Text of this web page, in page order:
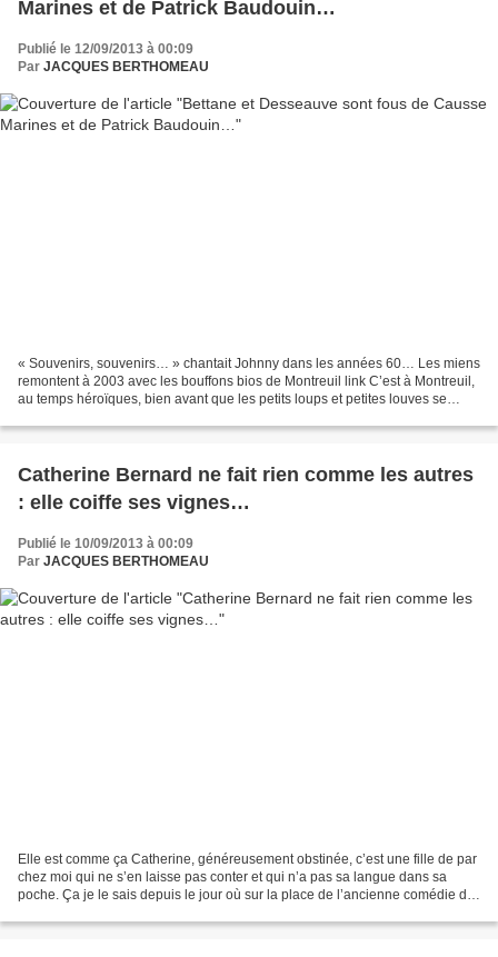
Marines et de Patrick Baudouin…
Publié le 12/09/2013 à 00:09
Par JACQUES BERTHOMEAU
« Souvenirs, souvenirs… » chantait Johnny dans les années 60… Les miens
remontent à 2003 avec les bouffons bios de Montreuil link C’est à Montreuil,
au temps héroïques, bien avant que les petits loups et petites louves se
Catherine Bernard ne fait rien comme les autres
: elle coiffe ses vignes…
Publié le 10/09/2013 à 00:09
Par JACQUES BERTHOMEAU
Elle est comme ça Catherine, généreusement obstinée, c’est une fille de par
chez moi qui ne s’en laisse pas conter et qui n’a pas sa langue dans sa
poche. Ça je le sais depuis le jour où sur la place de l’ancienne comédie de